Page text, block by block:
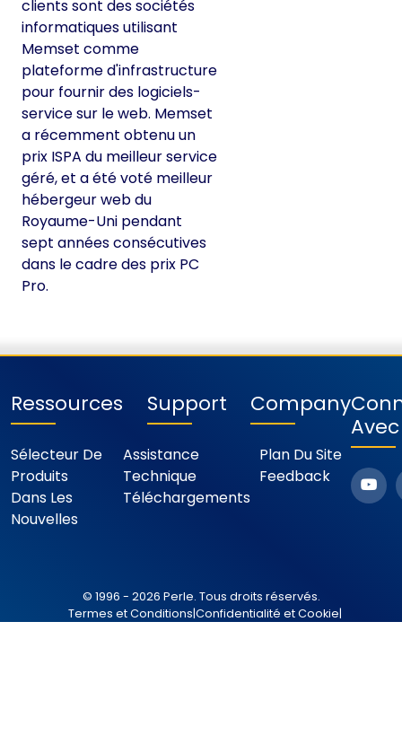
clients sont des sociétés
informatiques utilisant
Memset comme
plateforme d'infrastructure
pour fournir des logiciels-
service sur le web. Memset
a récemment obtenu un
prix ISPA du meilleur service
géré, et a été voté meilleur
hébergeur web du
Royaume-Uni pendant
sept années consécutives
dans le cadre des prix PC
Pro.
Ressources
Sélecteur De
Produits
Dans Les
Nouvelles
Support
Assistance
Technique
Téléchargements
Company
Plan Du Site
Feedback
© 1996 - 2026 Perle. Tous droits réservés.
Termes et Conditions|Confidentialité et Cookie|